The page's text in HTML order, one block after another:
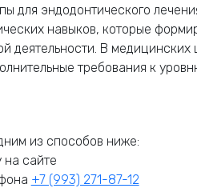
для эндодонтического
навыков, которые
деятельности. В медицинских
требования к
из способов ниже:
на сайте
+7 (993) 271-87-12